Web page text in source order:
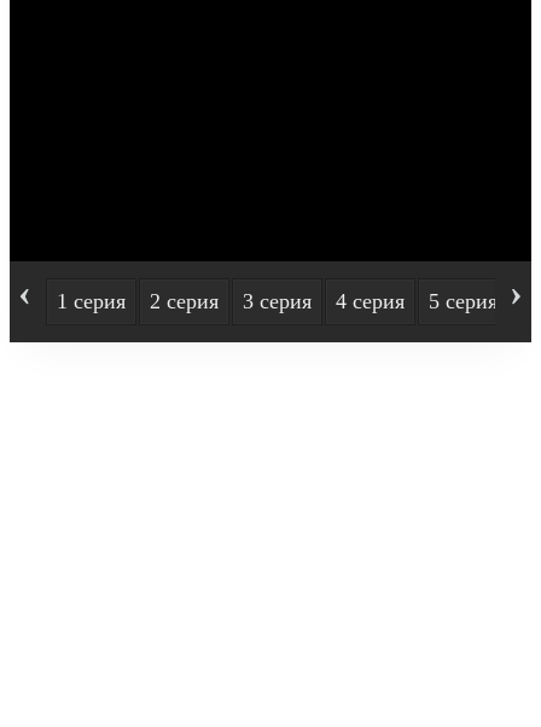
‹ 1 серия 2 серия 3 серия 4 серия 5 серия ›